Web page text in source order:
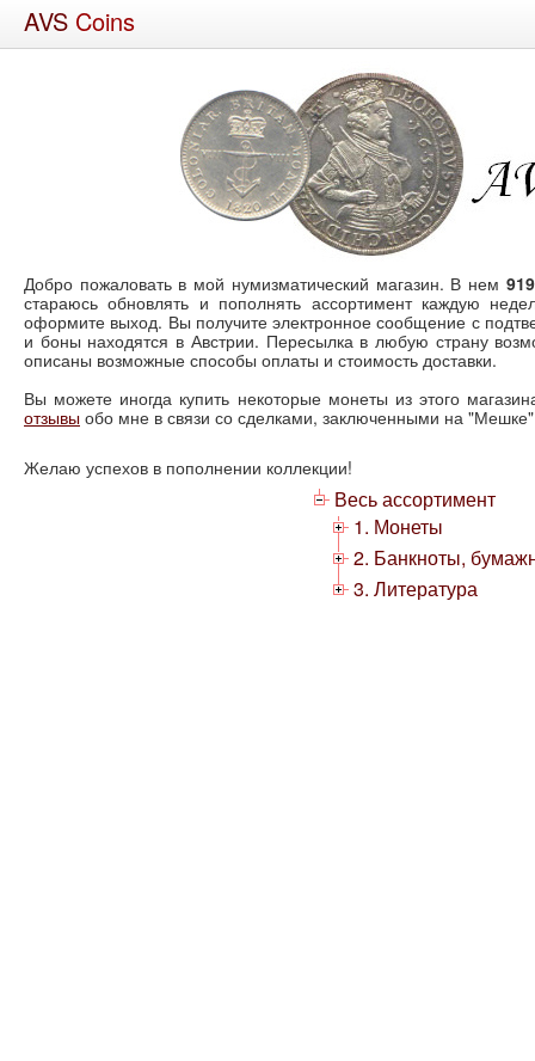
AVS Coins
Добро пожаловать в мой нумизматический магазин. В нем
стараюсь обновлять и пополнять ассортимент каждую
оформите выход. Вы получите электронное сообщение с
и боны находятся в Австрии. Пересылка в любую страну
описаны возможные способы оплаты и стоимость доставки.
Вы можете иногда купить некоторые монеты из этого
отзывы обо мне в связи со сделками, заключенными на
Желаю успехов в пополнении коллекции!
Весь ассортимент
1. Монеты
2. Банкноты,
3. Литература